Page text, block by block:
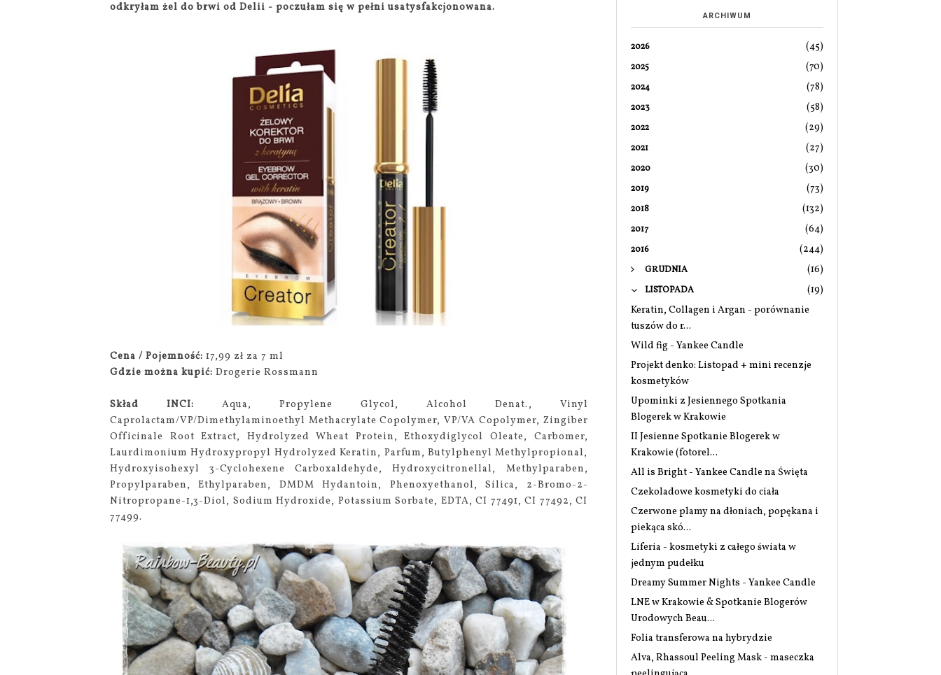
odkryłam żel do brwi od Delii - poczułam się w pełni usatysfakcjonowana.
Cena / Pojemność: 17,99 zł za 7 ml
Gdzie można kupić: Drogerie Rossmann
Skład INCI: Aqua, Propylene Glycol, Alcohol Denat., Vinyl
Caprolactam/VP/Dimethylaminoethyl Methacrylate Copolymer, VP/VA Copolymer, Zingiber
Officinale Root Extract, Hydrolyzed Wheat Protein, Ethoxydiglycol Oleate, Carbomer,
Laurdimonium Hydroxypropyl Hydrolyzed Keratin, Parfum, Butylphenyl Methylpropional,
Hydroxyisohexyl 3-Cyclohexene Carboxaldehyde, Hydroxycitronellal, Methylparaben,
Propylparaben, Ethylparaben, DMDM Hydantoin, Phenoxyethanol, Silica, 2-Bromo-2-
Nitropropane-1,3-Diol, Sodium Hydroxide, Potassium Sorbate, EDTA, CI 77491, CI 77492, CI
77499.
ARCHIWUM
2026 (45)
2025 (70)
2024 (78)
2023 (58)
2022 (29)
2021 (27)
2020 (30)
2019 (73)
2018 (132)
2017 (64)
2016 (244)
GRUDNIA (16)
LISTOPADA
(19)
Keratin, Collagen i Argan - porównanie
tuszów do r...
Wild fig - Yankee Candle
Projekt denko: Listopad + mini recenzje
kosmetyków
Upominki z Jesiennego Spotkania
Blogerek w Krakowie
II Jesienne Spotkanie Blogerek w
Krakowie (fotorel...
All is Bright - Yankee Candle na Święta
Czekoladowe kosmetyki do ciała
Czerwone plamy na dłoniach, popękana i
piekąca skó...
Liferia - kosmetyki z całego świata w
jednym pudełku
Dreamy Summer Nights - Yankee Candle
LNE w Krakowie & Spotkanie Blogerów
Urodowych Beau...
Folia transferowa na hybrydzie
Alva, Rhassoul Peeling Mask - maseczka